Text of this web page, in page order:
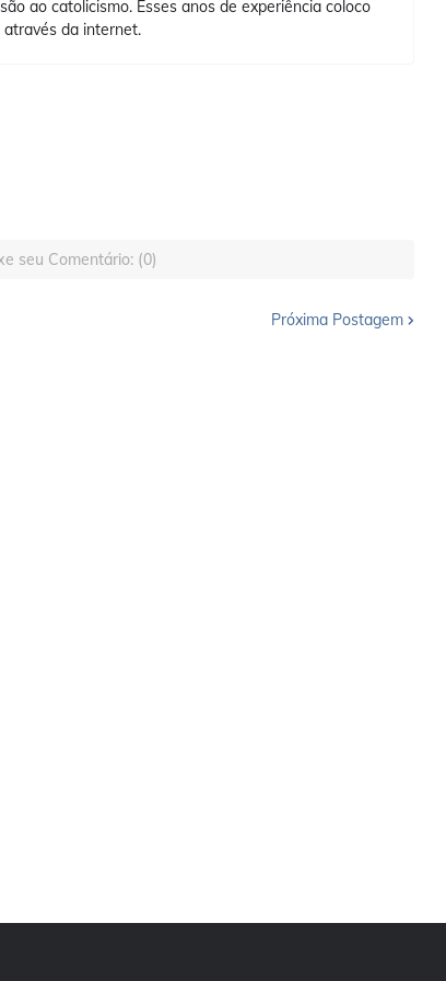
ao catolicismo. Esses anos de experiência coloco
da internet.
seu Comentário: (0)
Próxima Postagem